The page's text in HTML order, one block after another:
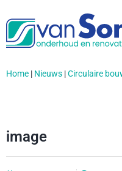
Home | Nieuws |Circulaire
image